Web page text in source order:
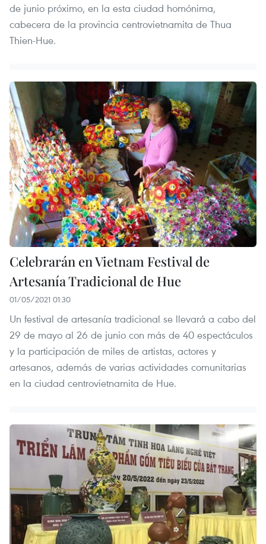
de junio próximo, en la esta ciudad homónima,
cabecera de la provincia centrovietnamita de Thua
Thien-Hue.
Celebrarán en Vietnam Festival de
Artesanía Tradicional de Hue
01/05/2021 01:30
Un festival de artesanía tradicional se llevará a cabo del
29 de mayo al 26 de junio con más de 40 espectáculos
y la participación de miles de artistas, actores y
artesanos, además de varias actividades comunitarias
en la ciudad centrovietnamita de Hue.